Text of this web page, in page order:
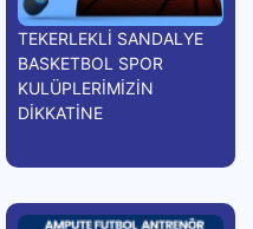
TEKERLEKLİ SANDALYE
BASKETBOL SPOR
KULÜPLERİMİZİN
DİKKATİNE